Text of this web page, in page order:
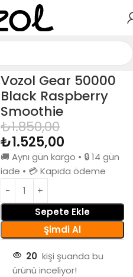
Vozol Gear 50000
Black Raspberry
Smoothie
₺1.850,00
₺1.525,00
🚚 Aynı gün kargo • 🔒 14 gün
iade • 💳 Kapıda ödeme
Sepete Ekle
Şimdi Al
20 kişi şuanda bu
ürünü inceliyor!